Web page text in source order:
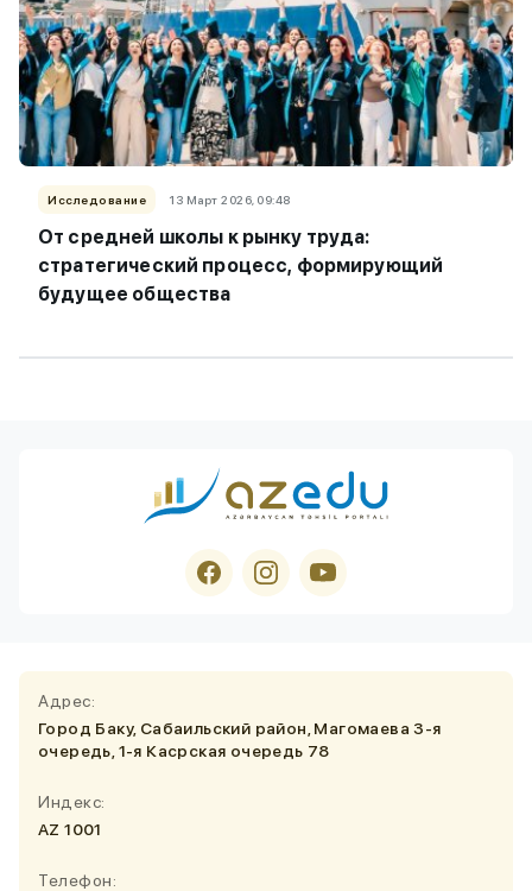
Исследование 13 Март 2026, 09:48
От средней школы к рынку труда:
стратегический процесс, формирующий
будущее общества
Адрес:
Город Баку, Сабаильский район, Магомаева 3-я
очередь, 1-я Касрская очередь 78
Индекс:
AZ 1001
Телефон: